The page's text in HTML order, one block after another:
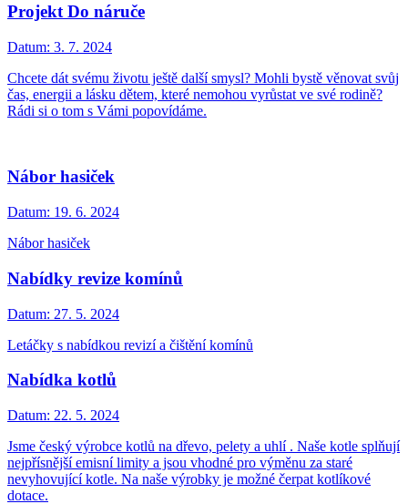
Projekt Do náruče
Datum: 3. 7. 2024
Chcete dát svému životu ještě další smysl? Mohli bystě věnovat svůj
čas, energii a lásku dětem, které nemohou vyrůstat ve své rodině?
Rádi si o tom s Vámi popovídáme.
Nábor hasiček
Datum: 19. 6. 2024
Nábor hasiček
Nabídky revize komínů
Datum: 27. 5. 2024
Letáčky s nabídkou revizí a čištění komínů
Nabídka kotlů
Datum: 22. 5. 2024
Jsme český výrobce kotlů na dřevo, pelety a uhlí . Naše kotle splňují
nejpřísnější emisní limity a jsou vhodné pro výměnu za staré
nevyhovující kotle. Na naše výrobky je možné čerpat kotlíkové
dotace.